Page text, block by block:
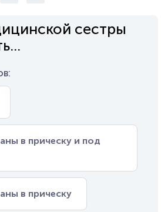
сестры
в прическу и под
в прическу